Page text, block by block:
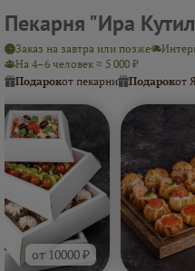
Пекарня "Ира
Заказ на завтра или позже
На 4–6 человек ≈ 5 000 ₽
Подарокот пекарни Подарокот
от 10000 ₽